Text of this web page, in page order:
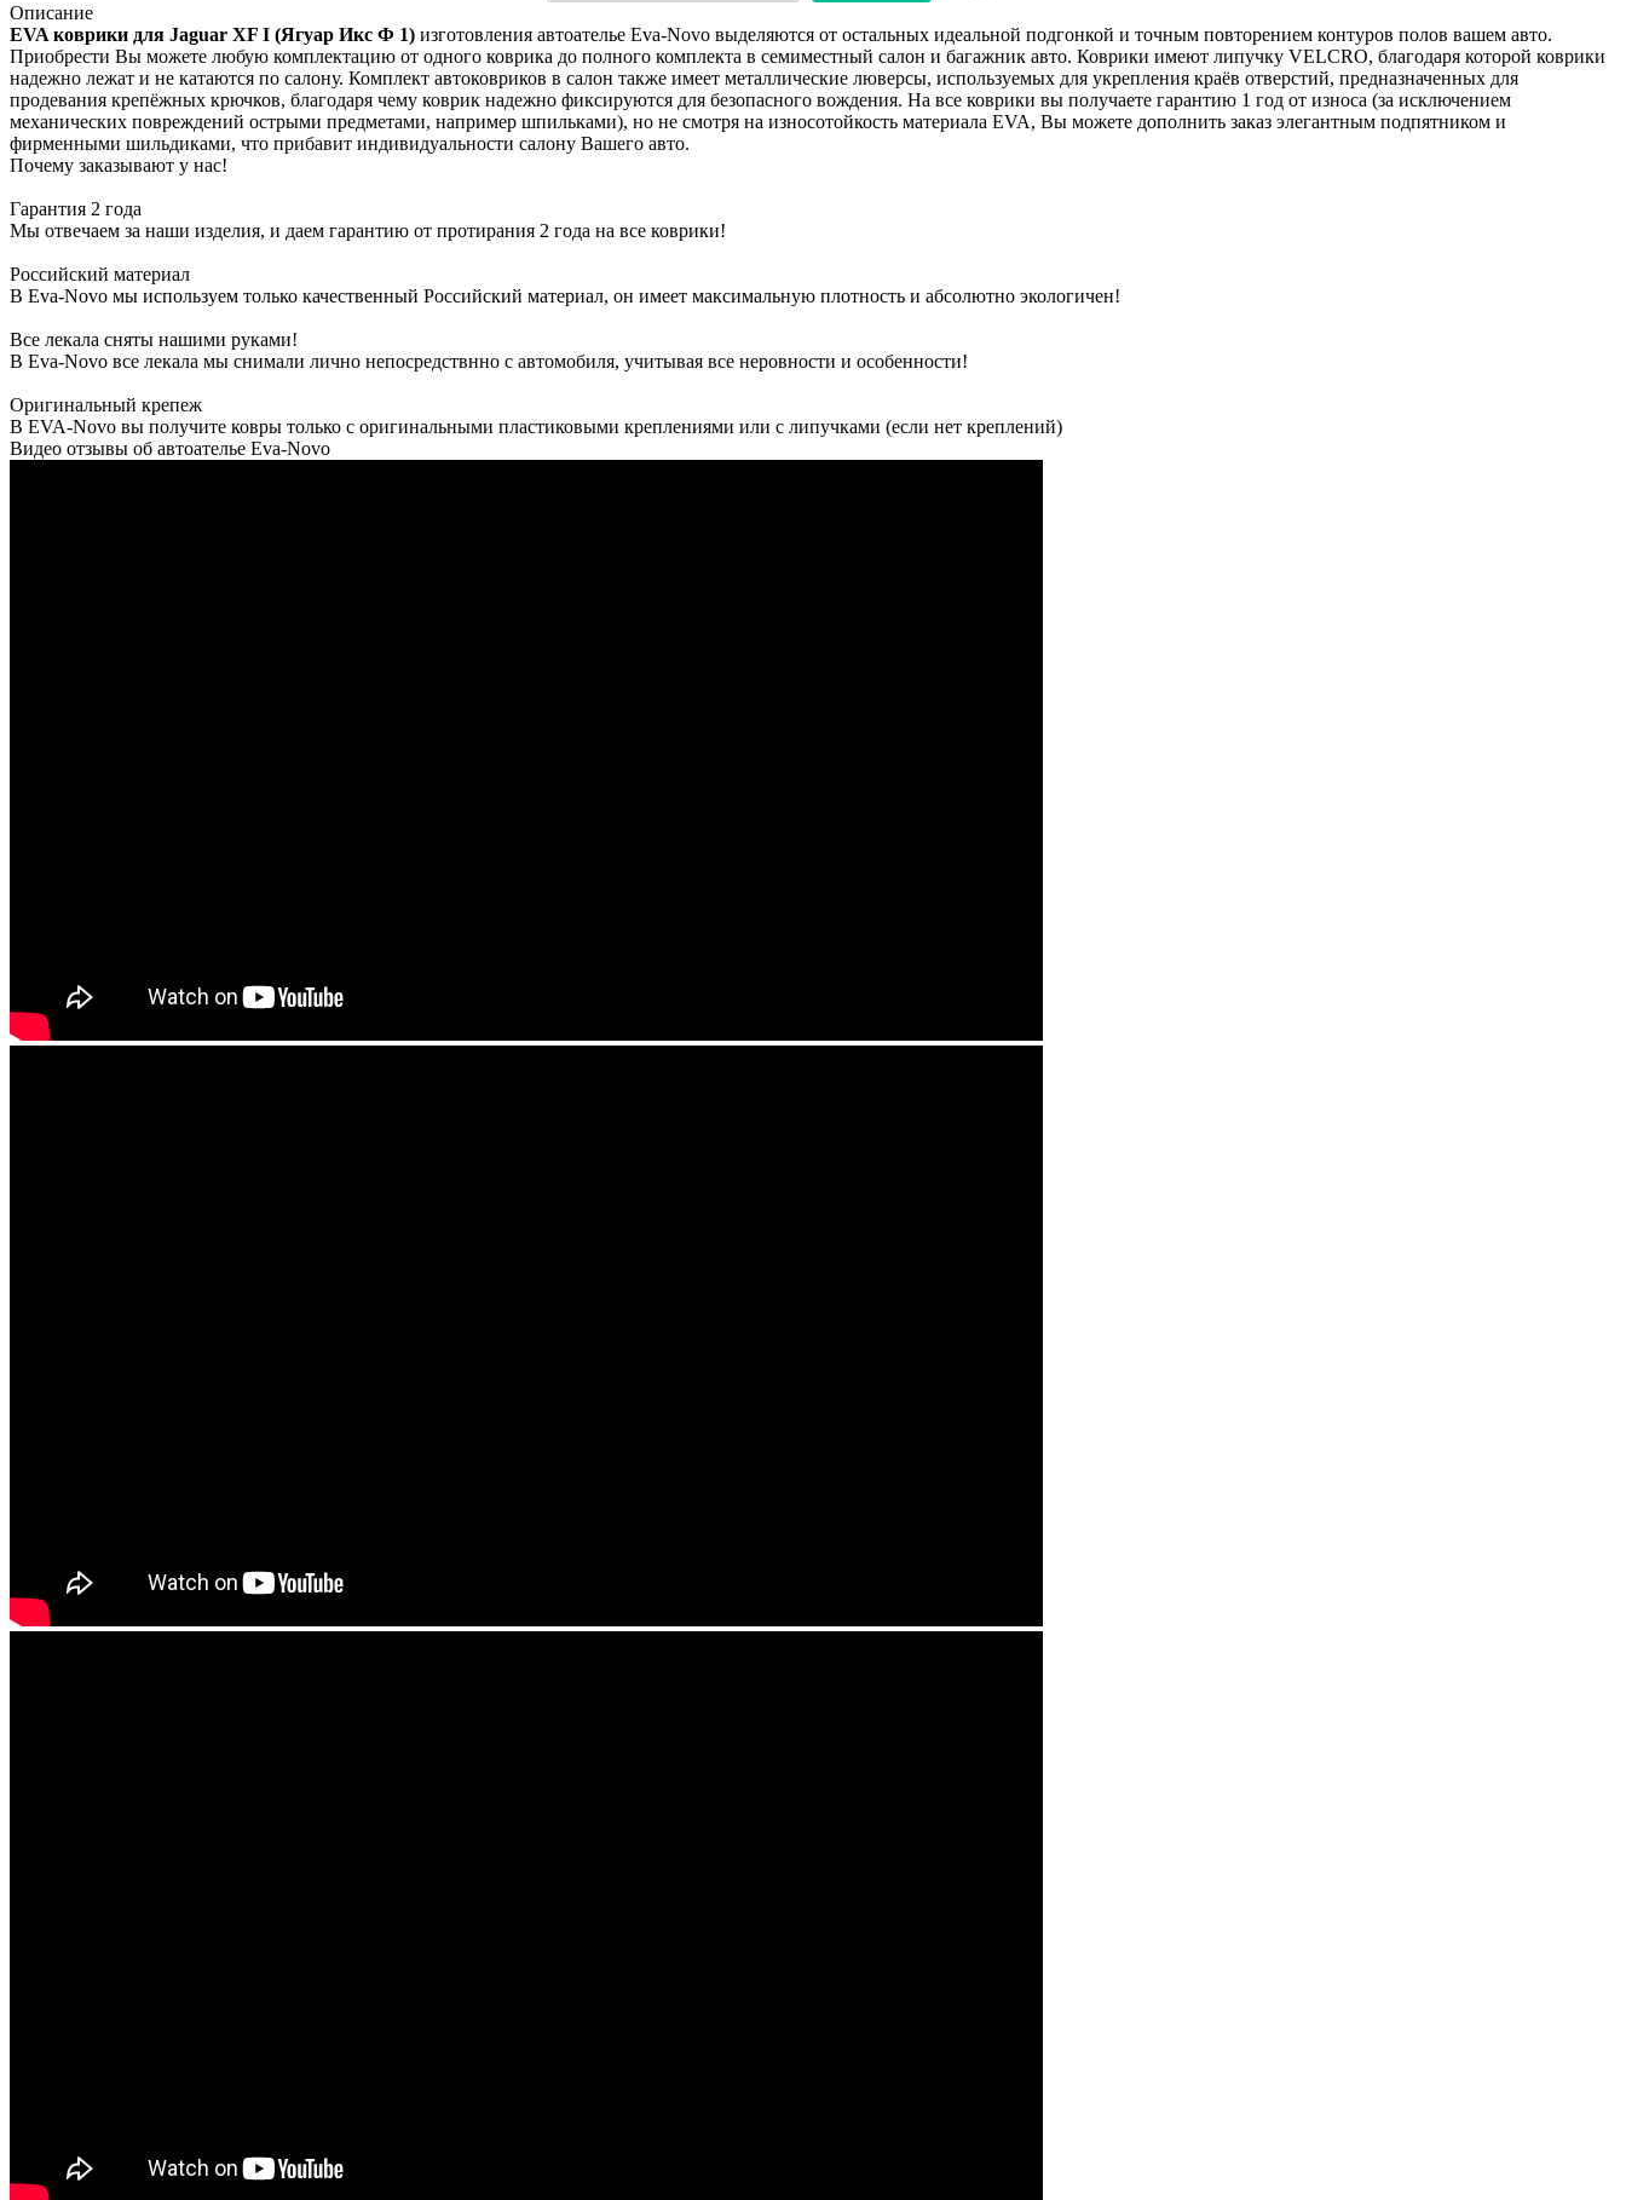
Описание
EVA коврики для Jaguar XF I (Ягуар Икс Ф 1) изготовления автоателье Eva-Novo выделяются от остальных идеальной подгонкой и точным повторением контуров полов вашем авто.
Приобрести Вы можете любую комплектацию от одного коврика до полного комплекта в семиместный салон и багажник авто. Коврики имеют липучку VELCRO, благодаря которой коврики
надежно лежат и не катаются по салону. Комплект автоковриков в салон также имеет металлические люверсы, используемых для укрепления краёв отверстий, предназначенных для
продевания крепёжных крючков, благодаря чему коврик надежно фиксируются для безопасного вождения. На все коврики вы получаете гарантию 1 год от износа (за исключением
механических повреждений острыми предметами, например шпильками), но не смотря на износотойкость материала EVA, Вы можете дополнить заказ элегантным подпятником и
фирменными шильдиками, что прибавит индивидуальности салону Вашего авто.
Почему заказывают у нас!
Гарантия 2 года
Мы отвечаем за наши изделия, и даем гарантию от протирания 2 года на все коврики!
Российский материал
В Eva-Novo мы используем только качественный Российский материал, он имеет максимальную плотность и абсолютно экологичен!
Все лекала сняты нашими руками!
В Eva-Novo все лекала мы снимали лично непосредствнно с автомобиля, учитывая все неровности и особенности!
Оригинальный крепеж
В EVA-Novo вы получите ковры только с оригинальными пластиковыми креплениями или с липучками (если нет креплений)
Видео отзывы об автоателье Eva-Novo